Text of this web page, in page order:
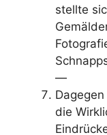
stellte
—
die